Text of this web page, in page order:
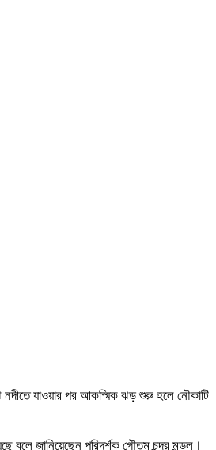
নদীতে যাওয়ার পর আকস্মিক ঝড় শুরু হলে নৌকাটি
বলে জানিয়েছেন পরিদর্শক গৌতম চন্দ্র মন্ডল।